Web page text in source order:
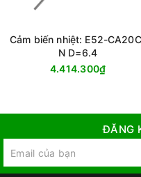
Cảm biến nhiệt: E52-
N D=6.4
4.414.300₫
ĐĂNG